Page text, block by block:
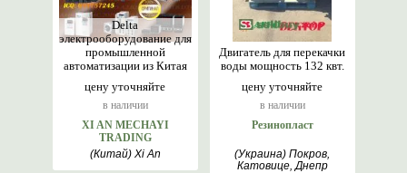
цену уточняйте
в наличии
Delta
электрооборудование для
промышленной
автоматизации из Китая
XI AN MECHAYI
TRADING
(Китай) Xi An
цену уточняйте
в наличии
Двигатель для перекачки
воды мощность 132 квт.
Резинопласт
(Украина) Покров,
Катовице, Днепр